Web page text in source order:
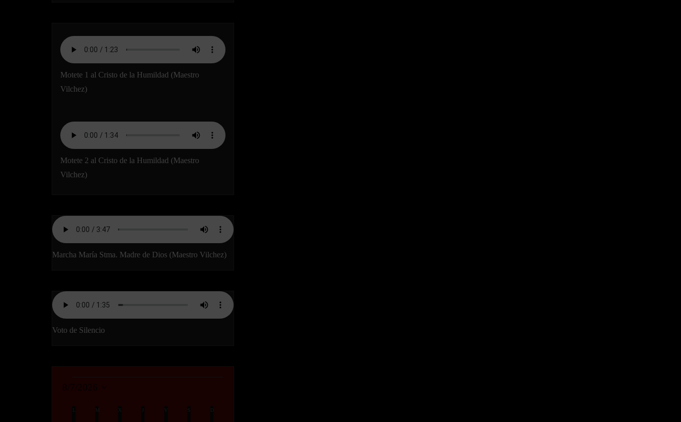
Motete 1 al Cristo de la Humildad (Maestro
Vilchez)
Motete 2 al Cristo de la Humildad (Maestro
Vilchez)
Marcha María Stma. Madre de Dios (Maestro Vilchez)
Voto de Silencio